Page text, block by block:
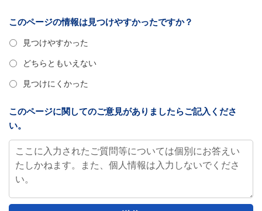
このページの情報は見つけやすかったですか？
見つけやすかった
どちらともいえない
見つけにくかった
このページに関してのご意見がありましたらご記入くださ
い。